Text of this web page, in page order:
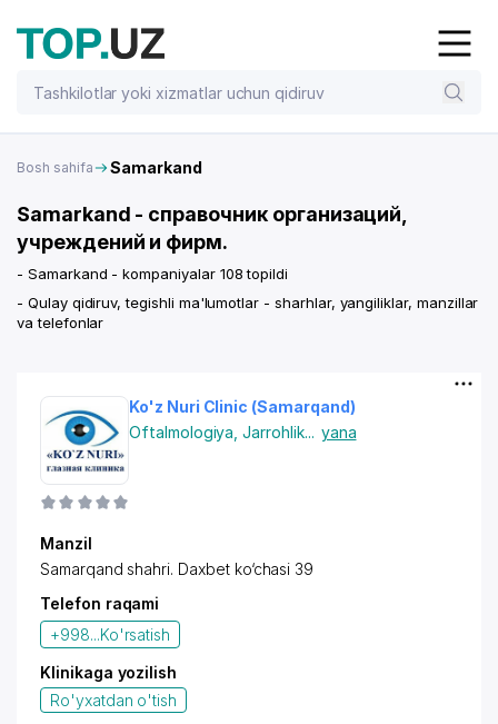
Bosh sahifa Samarkand
Samarkand - справочник организаций,
учреждений и фирм.
- Samarkand - kompaniyalar 108 topildi
- Qulay qidiruv, tegishli ma'lumotlar - sharhlar, yangiliklar, manzillar
va telefonlar
Ko'z Nuri Clinic (Samarqand)
Oftalmologiya ,Jarrohlik... yana
Manzil
Samarqand shahri. Daxbet ko‘chasi 39
Telefon raqami
+998...Ko'rsatish
Klinikaga yozilish
Ro'yxatdan o'tish